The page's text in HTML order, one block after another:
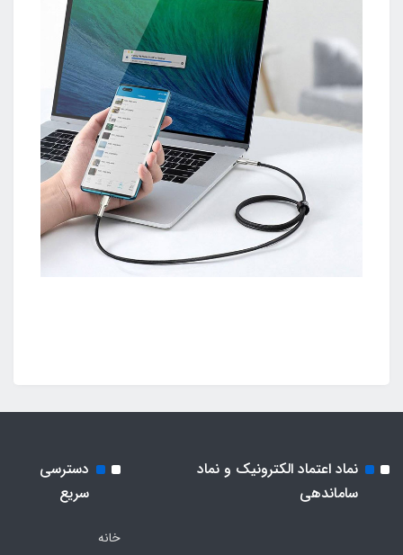
نماد اعتماد الکترونیک و نماد
ساماندهی
دسترسی
سریع
خانه